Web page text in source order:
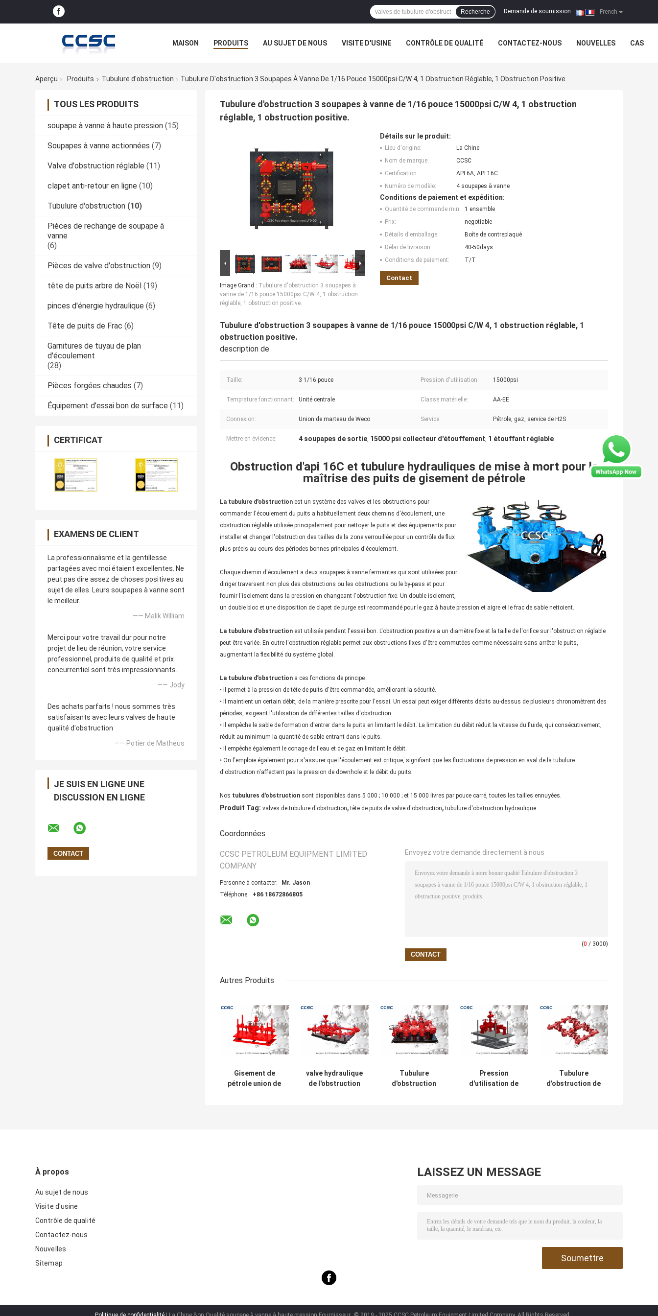
French
Demande de soumission |
Recherche
MAISON PRODUITS AU SUJET DE NOUS VISITE D'USINE CONTRÔLE DE QUALITÉ CONTACTEZ-NOUS NOUVELLES CAS
Aperçu Produits Tubulure d'obstruction Tubulure D'obstruction 3 Soupapes À Vanne De 1/16 Pouce 15000psi C/W 4, 1 Obstruction Réglable, 1 Obstruction Positive.
TOUS LES PRODUITS
soupape à vanne à haute pression (15)
Soupapes à vanne actionnées (7)
Valve d'obstruction réglable (11)
clapet anti-retour en ligne (10)
Tubulure d'obstruction (10)
Pièces de rechange de soupape à
vanne
(6)
Pièces de valve d'obstruction (9)
tête de puits arbre de Noël (19)
pinces d'énergie hydraulique (6)
Tête de puits de Frac (6)
Garnitures de tuyau de plan
d'écoulement
(28)
Pièces forgées chaudes (7)
Équipement d'essai bon de surface (11)
CERTIFICAT
EXAMENS DE CLIENT
La professionnalisme et la gentillesse
partagées avec moi étaient excellentes. Ne
peut pas dire assez de choses positives au
sujet de elles. Leurs soupapes à vanne sont
le meilleur.
—— Malik William
Merci pour votre travail dur pour notre
projet de lieu de réunion, votre service
professionnel, produits de qualité et prix
concurrentiel sont très impressionnants.
—— Jody
Des achats parfaits ! nous sommes très
satisfaisants avec leurs valves de haute
qualité d'obstruction
—— Potier de Matheus
JE SUIS EN LIGNE UNE
DISCUSSION EN LIGNE
Tubulure d'obstruction 3 soupapes à vanne de 1/16 pouce 15000psi C/W 4, 1 obstruction
réglable, 1 obstruction positive.
Image Grand : Tubulure d'obstruction 3 soupapes à
vanne de 1/16 pouce 15000psi C/W 4, 1 obstruction
réglable, 1 obstruction positive.
Détails sur le produit:
Lieu d'origine:
La Chine
Nom de marque:
CCSC
Certification:
API 6A, API 16C
Numéro de modèle:
4 soupapes à vanne
Conditions de paiement et expédition:
Quantité de commande min:
1 ensemble
Prix:
negotiable
Détails d'emballage:
Boîte de contreplaqué
Délai de livraison:
40-50days
Conditions de paiement:
T/T
Contact
Tubulure d'obstruction 3 soupapes à vanne de 1/16 pouce 15000psi C/W 4, 1 obstruction réglable, 1
obstruction positive.
description de
Taille: 3 1/16 pouce Pression d'utilisation: 15000psi
Temprature fonctionnant: Unité centrale Classe matérielle: AA-EE
Connexion: Union de marteau de Weco Service: Pétrole, gaz, service de H2S
Mettre en évidence: 4 soupapes de sortie, 15000 psi collecteur d'étouffement, 1 étouffant réglable
Obstruction d'api 16C et tubulure hydrauliques de mise à mort pour la
maîtrise des puits de gisement de pétrole
La tubulure d'obstruction est un système des valves et les obstructions pour
commander l'écoulement du puits a habituellement deux chemins d'écoulement, une
obstruction réglable utilisée principalement pour nettoyer le puits et des équipements pour
installer et changer l'obstruction des tailles de la zone verrouillée pour un contrôle de flux
plus précis au cours des périodes bonnes principales d'écoulement.
Chaque chemin d'écoulement a deux soupapes à vanne fermantes qui sont utilisées pour
diriger traversent non plus des obstructions ou les obstructions ou le by-pass et pour
fournir l'isolement dans la pression en changeant l'obstruction fixe. Un double isolement,
un double bloc et une disposition de clapet de purge est recommandé pour le gaz à haute pression et aigre et le frac de sable nettoient.
La tubulure d'obstruction est utilisée pendant l'essai bon. L'obstruction positive a un diamètre fixe et la taille de l'orifice sur l'obstruction réglable
peut être variée. En outre l'obstruction réglable permet aux obstructions fixes d'être commutées comme nécessaire sans arrêter le puits,
augmentant la flexibilité du système global.
La tubulure d'obstruction a ces fonctions de principe :
• Il permet à la pression de tête de puits d'être commandée, améliorant la sécurité.
• Il maintient un certain débit, de la manière prescrite pour l'essai. Un essai peut exiger différents débits au-dessus de plusieurs chronomètrent des
périodes, exigeant l'utilisation de différentes tailles d'obstruction.
• Il empêche le sable de formation d'entrer dans le puits en limitant le débit. La limitation du débit réduit la vitesse du fluide, qui consécutivement,
réduit au minimum la quantité de sable entrant dans le puits.
• Il empêche également le conage de l'eau et de gaz en limitant le débit.
• On l'emploie également pour s'assurer que l'écoulement est critique, signifiant que les fluctuations de pression en aval de la tubulure
d'obstruction n'affectent pas la pression de downhole et le débit du puits.
Nos tubulures d'obstruction sont disponibles dans 5 000 ; 10 000 ; et 15 000 livres par pouce carré, toutes les tailles ennuyées.
Produit Tag: valves de tubulure d'obstruction, tête de puits de valve d'obstruction, tubulure d'obstruction hydraulique
Coordonnées
CCSC PETROLEUM EQUIPMENT LIMITED
COMPANY
Personne à contacter:
Mr. Jason
Téléphone:
+86 18672866805
Envoyez votre demande directement à nous
(0 / 3000)
Autres Produits
Gisement de
pétrole union de
valve hydraulique
de l'obstruction
Tubulure
d'obstruction
Pression
d'utilisation de
Tubulure
d'obstruction de
À propos
Au sujet de nous
Visite d'usine
Contrôle de qualité
Contactez-nous
Nouvelles
Sitemap
LAISSEZ UN MESSAGE